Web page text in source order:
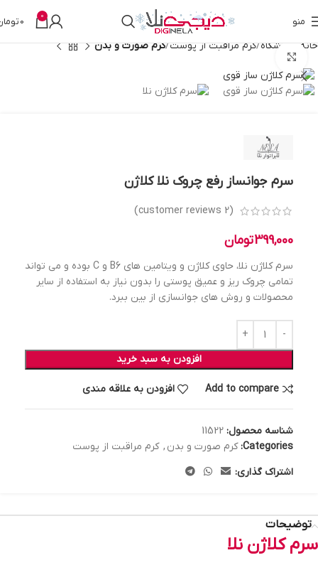
منو 0
0
خانه فروشگاه کرم مراقبت از پوست کرم صورت و بدن
سرم جوانساز رفع چروک نلا کلاژن
(
2
399,000تومان
سرم کلاژن نلا، حاوی کلاژن و ویتامین های B6 و C بوده و می تواند
تمامی چروک ریز و عمیق پوستی را بدون نیاز به استفاده از سایر
محصولات و روش های جوانسازی از بین ببرد.
افزودن به سبد خرید
Add to compare افزودن به علاقه مندی
شناسه محصول: 11522
Categories: کرم صورت و بدن , کرم مراقبت از پوست
اشتراک گذاری:
توضیحات
سرم کلاژن نلا